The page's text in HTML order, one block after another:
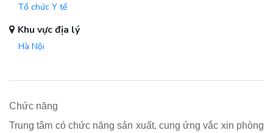
Tổ chức Y tế
Khu vực địa lý
Hà Nội
Chức năng
Trung tâm có chức năng sản xuất, cung ứng vắc xin phòng